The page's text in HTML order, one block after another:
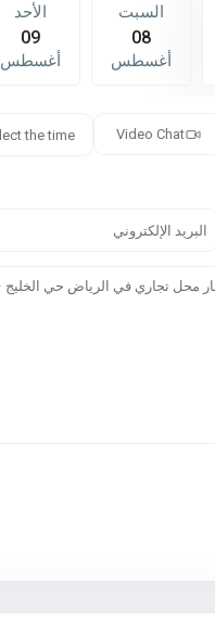
السبت
08
أغسطس
الأحد
09
أغسطس
Video Chat